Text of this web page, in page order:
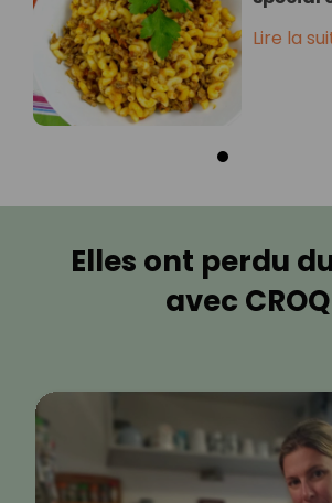
Lire la
Elles ont perdu
avec CROQ